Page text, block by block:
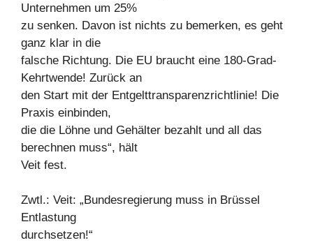
Unternehmen um 25%
zu senken. Davon ist nichts zu bemerken, es geht
ganz klar in die
falsche Richtung. Die EU braucht eine 180-Grad-
Kehrtwende! Zurück an
den Start mit der Entgelttransparenzrichtlinie! Die
Praxis einbinden,
die die Löhne und Gehälter bezahlt und all das
berechnen muss“, hält
Veit fest.
Zwtl.: Veit: „Bundesregierung muss in Brüssel
Entlastung
durchsetzen!“